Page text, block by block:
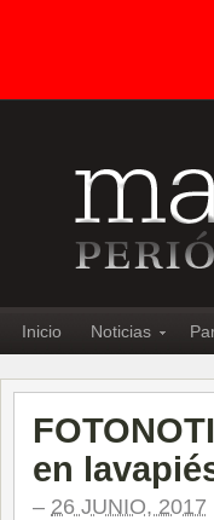
Inicio Noticias
en
– 26 JUNIO, 2017